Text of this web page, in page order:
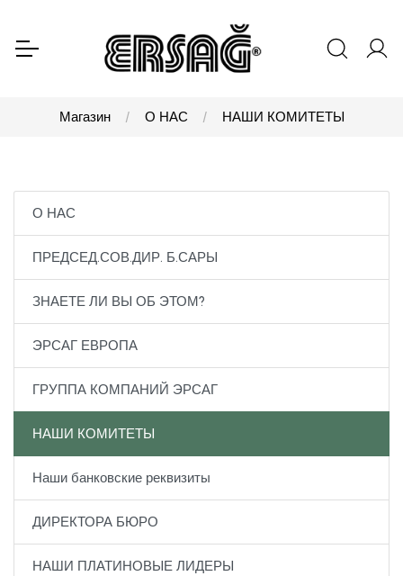
Магазин О НАС НАШИ КОМИТЕТЫ
О НАС
ПРЕДСЕД.СОВ.ДИР. Б.САРЫ
ЗНАЕТЕ ЛИ ВЫ ОБ ЭТОМ?
ЭРСАГ ЕВРОПА
ГРУППА КОМПАНИЙ ЭРСАГ
НАШИ КОМИТЕТЫ
Наши банковские реквизиты
ДИРЕКТОРА БЮРО
НАШИ ПЛАТИНОВЫЕ ЛИДЕРЫ